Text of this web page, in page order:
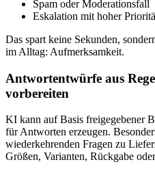
Spam oder Moderationsfall
Eskalation mit hoher
Das spart keine Sekunden,
im Alltag: Aufmerksamkeit.
Antwortentwürfe aus
vorbereiten
KI kann auf Basis freigegebener
für Antworten erzeugen.
wiederkehrenden Fragen zu
Größen, Varianten, Rückgabe